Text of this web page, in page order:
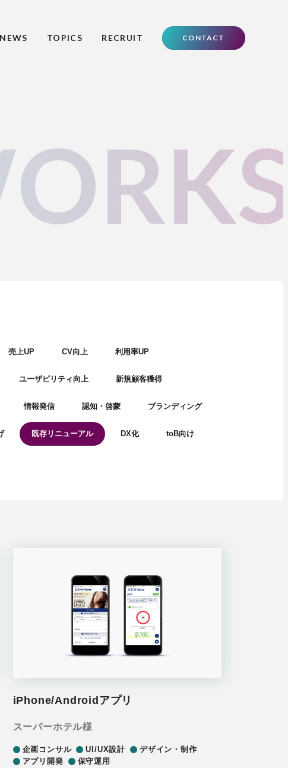
NEWS TOPICS RECRUIT CONTACT
売上UP CV向上 利用率UP
ユーザビリティ向上 新規顧客獲得
情報発信 認知・啓蒙 ブランディング
既存リニューアル DX化 toB向け
iPhone/Androidアプリ
スーパーホテル様
企画コンサル UI/UX設計
デザイン・制作
アプリ開発
保守運用